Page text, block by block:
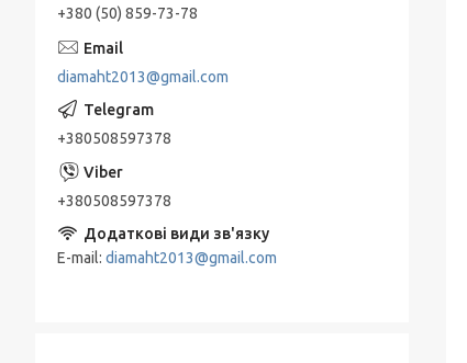
+380 (50) 859-73-78
diamaht2013@gmail.com
+380508597378
+380508597378
E-mail diamaht2013@gmail.com